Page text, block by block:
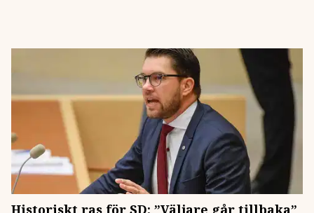
Historiskt ras för SD: ”Väljare går tillbaka”